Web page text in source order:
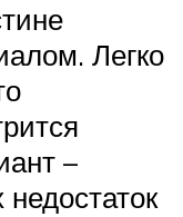
Легко
–